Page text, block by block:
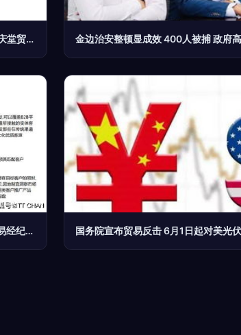
销售抑菌产品违法广告用语惩戒复出！滨海养庆堂贸易公司因‘消火止痛’宣传被罚款
2020年最畅销的10种厨房用品 外贸选品与贸易经纪指南